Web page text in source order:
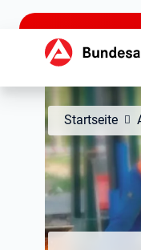
zu den Hauptinhalten
Startseite